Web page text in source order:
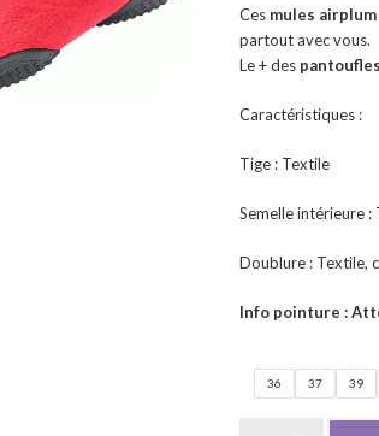
Ces mules
partout avec vous.
Le + des
Caractéristiques :
Tige : Textile
Semelle intérieure :
Doublure : Textile,
Info pointure :
36 37 39